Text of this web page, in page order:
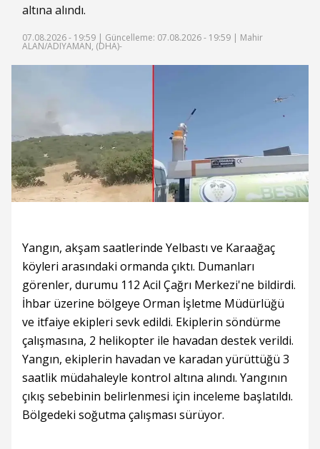
altına alındı.
07.08.2026 - 19:59 | Güncelleme: 07.08.2026 - 19:59 | Mahir
ALAN/ADIYAMAN, (DHA)-
Yangın, akşam saatlerinde Yelbastı ve Karaağaç
köyleri arasındaki ormanda çıktı. Dumanları
görenler, durumu 112 Acil Çağrı Merkezi'ne bildirdi.
İhbar üzerine bölgeye Orman İşletme Müdürlüğü
ve itfaiye ekipleri sevk edildi. Ekiplerin söndürme
çalışmasına, 2 helikopter ile havadan destek verildi.
Yangın, ekiplerin havadan ve karadan yürüttüğü 3
saatlik müdahaleyle kontrol altına alındı. Yangının
çıkış sebebinin belirlenmesi için inceleme başlatıldı.
Bölgedeki soğutma çalışması sürüyor.